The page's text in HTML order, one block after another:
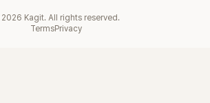
2026 Kagit. All rights reserved.
TermsPrivacy